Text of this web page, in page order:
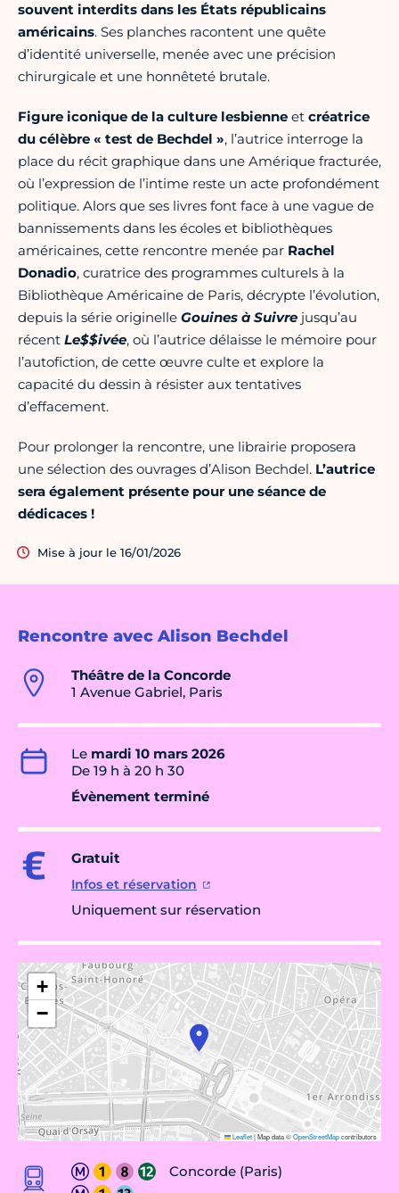
Rencontre avec Alison Bechdel
Théâtre de la Concorde
1 Avenue Gabriel, Paris
Le mardi 10 mars 2026
De 19 h à 20 h 30
Évènement terminé
Gratuit
Infos et réservation
Uniquement sur réservation
+
−
Leaflet|Map data ©OpenStreetMapcontributors
Concorde (Paris)
souvent interdits dans les États républicains
américains. Ses planches racontent une quête
d’identité universelle, menée avec une précision
chirurgicale et une honnêteté brutale.
Figure iconique de la culture lesbienne et créatrice
du célèbre « test de Bechdel », l’autrice interroge la
place du récit graphique dans une Amérique fracturée,
où l’expression de l’intime reste un acte profondément
politique. Alors que ses livres font face à une vague de
bannissements dans les écoles et bibliothèques
américaines, cette rencontre menée par Rachel
Donadio, curatrice des programmes culturels à la
Bibliothèque Américaine de Paris, décrypte l’évolution,
depuis la série originelle Gouines à Suivre jusqu’au
récent Le$$ivée, où l’autrice délaisse le mémoire pour
l’autofiction, de cette œuvre culte et explore la
capacité du dessin à résister aux tentatives
d’effacement.
Pour prolonger la rencontre, une librairie proposera
une sélection des ouvrages d’Alison Bechdel. L’autrice
sera également présente pour une séance de
dédicaces !
Mise à jour le 16/01/2026